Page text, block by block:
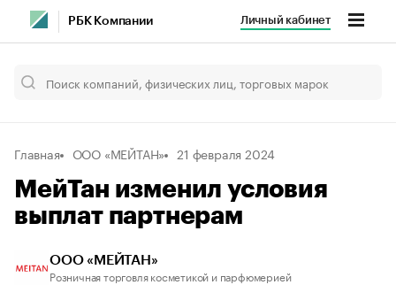
РБК Компании Личный кабинет
Главная ООО «МЕЙТАН» 21 февраля 2024
МейТан изменил условия
выплат партнерам
ООО «МЕЙТАН»
Розничная торговля косметикой и парфюмерией